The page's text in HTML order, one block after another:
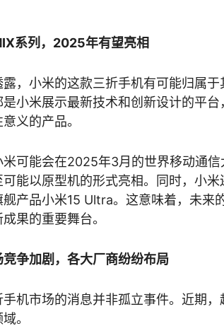
系列，2025年有望亮相
，小米的这款三折手机有可能归属
小米展示最新技术和创新设计的平
义的产品。
米可能会在2025年3月的世界移动通
能以原型机的形式亮相。同时，小
产品小米15 Ultra。这意味着，未来
果的重要舞台。
争加剧，各大厂商纷纷布局
机市场的消息并非孤立事件。近期
。